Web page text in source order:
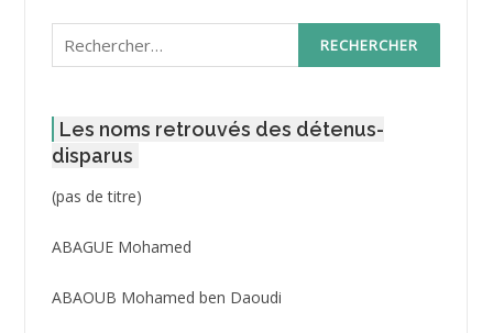
Rechercher :
Les noms retrouvés des détenus-
disparus
(pas de titre)Post
3416
ABAGUE Mohamed
ABAOUB Mohamed ben Daoudi